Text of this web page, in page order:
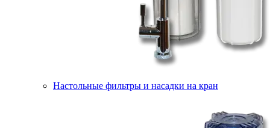
Настольные фильтры и насадки на кран